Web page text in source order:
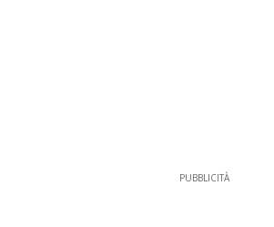
PUBBLICITÀ